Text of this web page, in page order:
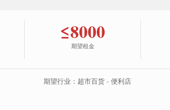
≤8000
期望租金
期望行业：超市百货 - 便利店